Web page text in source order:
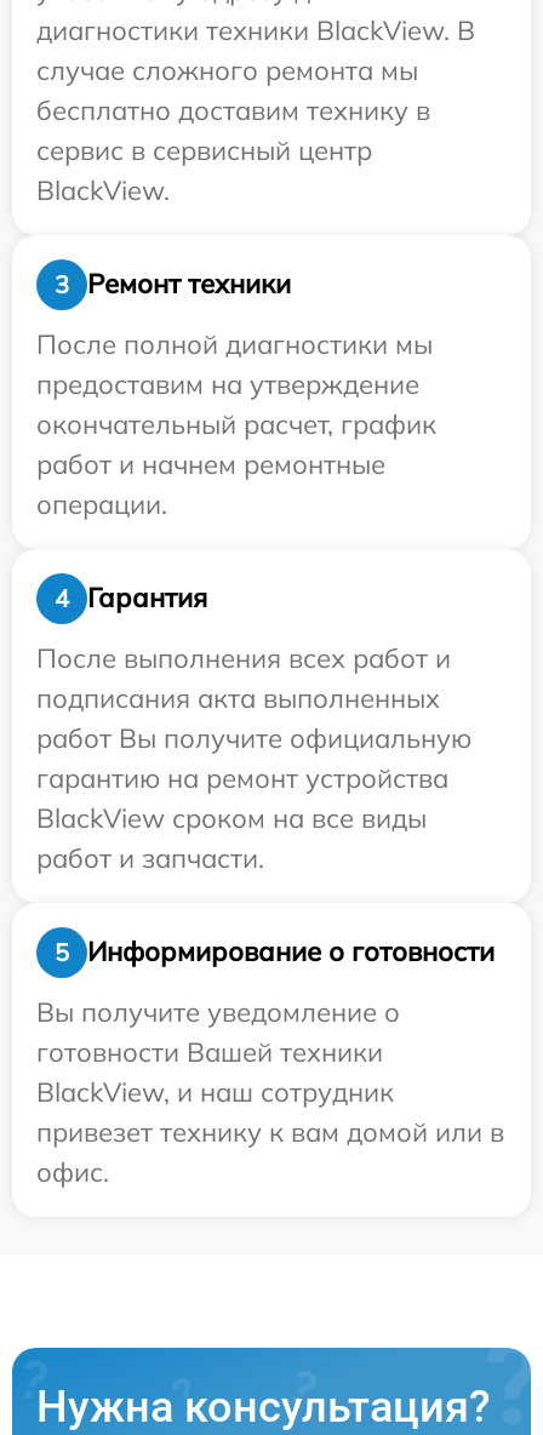
диагностики техники BlackView. В
случае сложного ремонта мы
бесплатно доставим технику в
сервис в сервисный центр
BlackView.
3
Ремонт техники
После полной диагностики мы
предоставим на утверждение
окончательный расчет, график
работ и начнем ремонтные
операции.
4
Гарантия
После выполнения всех работ и
подписания акта выполненных
работ Вы получите официальную
гарантию на ремонт устройства
BlackView сроком на все виды
работ и запчасти.
5
Информирование о готовности
Вы получите уведомление о
готовности Вашей техники
BlackView, и наш сотрудник
привезет технику к вам домой или в
офис.
Нужна консультация?